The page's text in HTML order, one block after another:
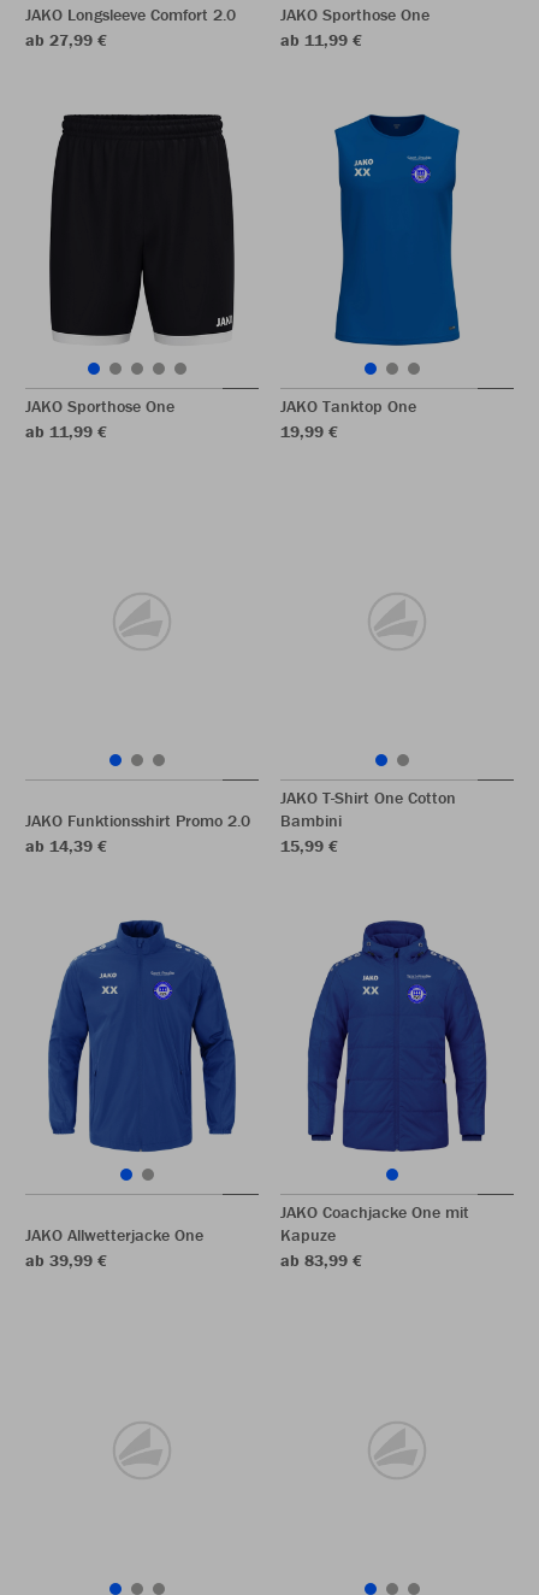
JAKO Longsleeve Comfort 2.0
ab 27,99 €
JAKO Sporthose One
ab 11,99 €
JAKO Sporthose One
ab 11,99 €
JAKO Tanktop One
19,99 €
JAKO Funktionsshirt Promo 2.0
ab 14,39 €
JAKO T-Shirt One Cotton
Bambini
15,99 €
JAKO Allwetterjacke One
ab 39,99 €
JAKO Coachjacke One mit
Kapuze
ab 83,99 €